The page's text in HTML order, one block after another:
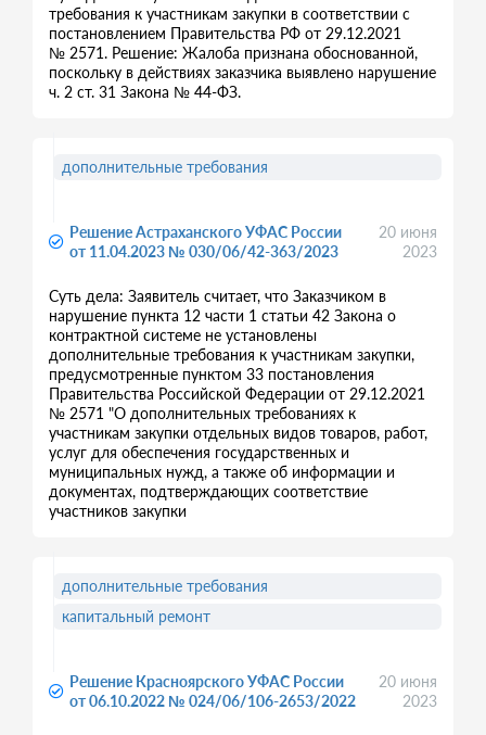
требования к участникам закупки в соответствии с
постановлением Правительства РФ от 29.12.2021
№ 2571. Решение: Жалоба признана обоснованной,
поскольку в действиях заказчика выявлено нарушение
ч. 2 ст. 31 Закона № 44-ФЗ.
Решение Астраханского УФАС России
от 11.04.2023 № 030/06/42-363/2023
20 июня
2023
Суть дела: Заявитель считает, что Заказчиком в
нарушение пункта 12 части 1 статьи 42 Закона о
контрактной системе не установлены
дополнительные требования к участникам закупки,
предусмотренные пунктом 33 постановления
Правительства Российской Федерации от 29.12.2021
№ 2571 "О дополнительных требованиях к
участникам закупки отдельных видов товаров, работ,
услуг для обеспечения государственных и
муниципальных нужд, а также об информации и
документах, подтверждающих соответствие
участников закупки
дополнительные требования
Решение Красноярского УФАС России
от 06.10.2022 № 024/06/106-2653/2022
20 июня
2023
дополнительные требования
капитальный ремонт